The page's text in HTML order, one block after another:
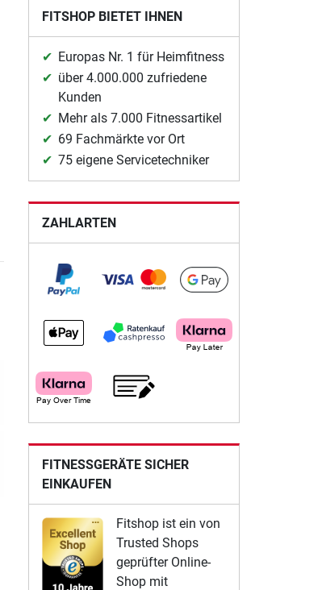
FITSHOP BIETET IHNEN
Europas Nr. 1 für Heimfitness
über 4.000.000 zufriedene
Kunden
Mehr als 7.000 Fitnessartikel
69 Fachmärkte vor Ort
75 eigene Servicetechniker
ZAHLARTEN
FITNESSGERÄTE SICHER
EINKAUFEN
Fitshop ist ein von
Trusted Shops
geprüfter Online-
Shop mit